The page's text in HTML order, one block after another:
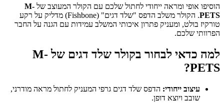
הוסיפו אופי ומראה ייחודי לחתול שלכם עם הקולר המעוצב של M-
PETS
. הקולר משלב הדפס "שלד דגים" (Fishbone) מדליק על רקע
טורקיז בולט, ומעניק פתרון איכותי המשלב עמידות עם הגנה על החבר
הפרוותי שלכם.
למה כדאי לבחור בקולר שלד דגים של M-
PETS?
עיצוב ייחודי: הדפס שלד דגים גרפי המעניק לחתול מראה מודרני,
שובב ויוצא דופן.